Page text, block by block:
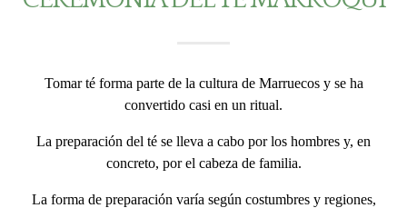
Tomar té forma parte de la cultura de Marruecos y se ha
convertido casi en un ritual.
La preparación del té se lleva a cabo por los hombres y, en
concreto, por el cabeza de familia.
La forma de preparación varía según costumbres y regiones,